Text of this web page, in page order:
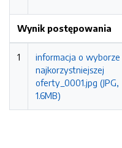
Wynik postępowania
1
informacja o wyborze
najkorzystniejszej
oferty_0001.jpg (JPG,
1.6MB)